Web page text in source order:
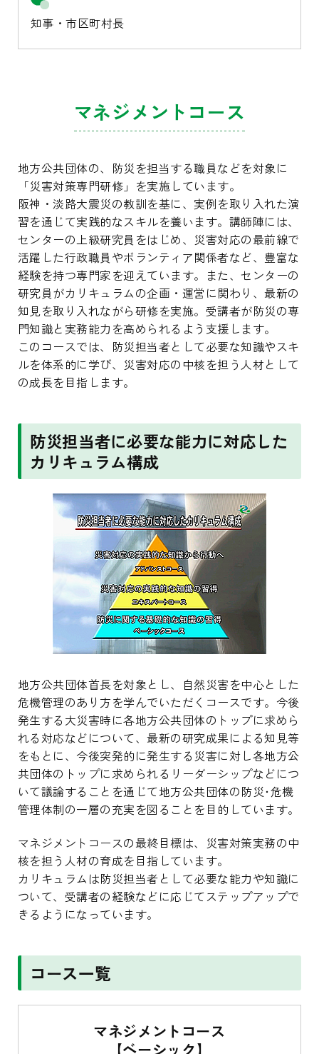
知事・市区町村長
マネジメントコース
地方公共団体の、防災を担当する職員などを対象に
「災害対策専門研修」を実施しています。
阪神・淡路大震災の教訓を基に、実例を取り入れた演
習を通じて実践的なスキルを養います。講師陣には、
センターの上級研究員をはじめ、災害対応の最前線で
活躍した行政職員やボランティア関係者など、豊富な
経験を持つ専門家を迎えています。また、センターの
研究員がカリキュラムの企画・運営に関わり、最新の
知見を取り入れながら研修を実施。受講者が防災の専
門知識と実務能力を高められるよう支援します。
このコースでは、防災担当者として必要な知識やスキ
ルを体系的に学び、災害対応の中核を担う人材として
の成長を目指します。
防災担当者に必要な能力に対応した
カリキュラム構成
地方公共団体首長を対象とし、自然災害を中心とした
危機管理のあり方を学んでいただくコースです。今後
発生する大災害時に各地方公共団体のトップに求めら
れる対応などについて、最新の研究成果による知見等
をもとに、今後突発的に発生する災害に対し各地方公
共団体のトップに求められるリーダーシップなどにつ
いて議論することを通じて地方公共団体の防災･危機
管理体制の一層の充実を図ることを目的しています。
マネジメントコースの最終目標は、災害対策実務の中
核を担う人材の育成を目指しています。
カリキュラムは防災担当者として必要な能力や知識に
ついて、受講者の経験などに応じてステップアップで
きるようになっています。
コース一覧
マネジメントコース
【ベーシック】